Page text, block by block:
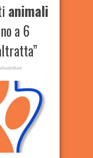
animali
a 6
su
animali
Roma:
“Pene
fino
anni
per
chi
li
maltratta”